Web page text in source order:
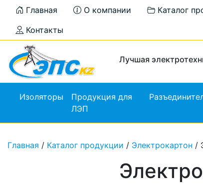
Главная О компании Каталог
Контакты
Лучшая
Изоляторы
Продукция для
ЛЭП
Главная / Каталог продукции / Электрокартон /